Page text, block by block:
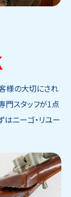
様の大切にされ
門スタッフが1点
ニーゴ・リユー